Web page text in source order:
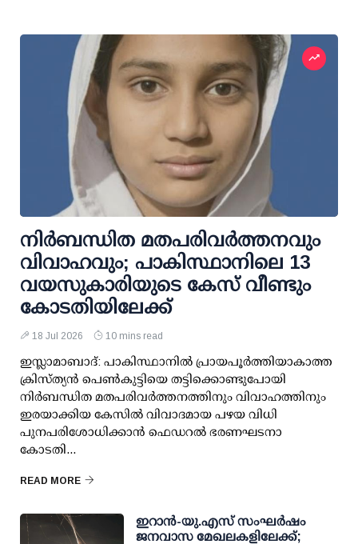
നിർബന്ധിത മതപരിവർത്തനവും
വിവാഹവും; പാകിസ്ഥാനിലെ 13
വയസുകാരിയുടെ കേസ് വീണ്ടും
കോടതിയിലേക്ക്
18 Jul 2026 10 mins read
ഇസ്ലാമാബാദ്: പാകിസ്ഥാനിൽ പ്രായപൂർത്തിയാകാത്ത
ക്രിസ്ത്യൻ പെൺകുട്ടിയെ തട്ടിക്കൊണ്ടുപോയി
നിർബന്ധിത മതപരിവർത്തനത്തിനും വിവാഹത്തിനും
ഇരയാക്കിയ കേസിൽ വിവാദമായ പഴയ വിധി
പുനപരിശോധിക്കാൻ ഫെഡറൽ ഭരണഘടനാ
കോടതി...
READ MORE
ഇറാന്‍-യു.എസ് സംഘര്‍ഷം
ജനവാസ മേഖലകളിലേക്ക്;